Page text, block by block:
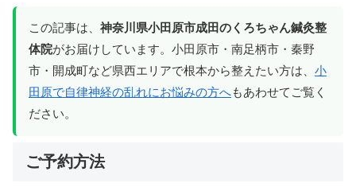
この記事は、 神奈川県小田原市成田のくろちゃん鍼灸整
体院がお届けしています。小田原市・南足柄市・秦野
市・開成町など県西エリアで根本から整えたい方は、 小
田原で自律神経の乱れにお悩みの方へもあわせてご覧く
ださい。
ご予約方法